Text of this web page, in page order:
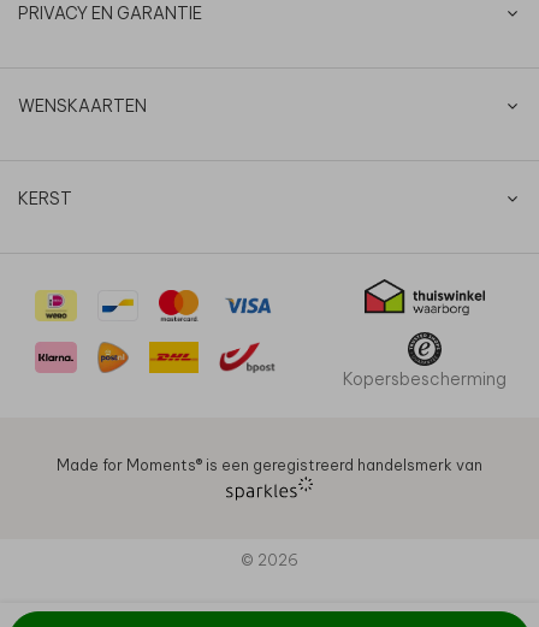
PRIVACY EN GARANTIE
WENSKAARTEN
KERST
Kopersbescherming
Made for Moments®️ is een geregistreerd handelsmerk van
© 2026